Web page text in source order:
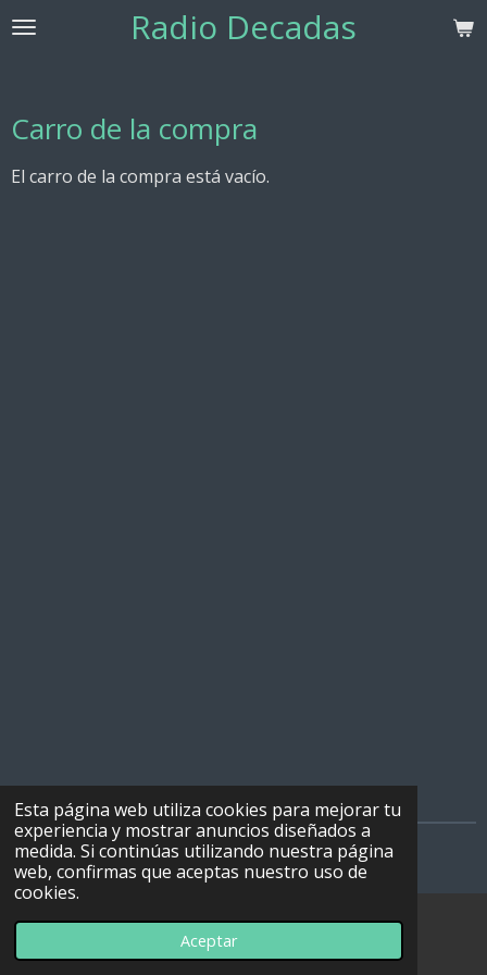
Esta página web utiliza cookies para mejorar tu
experiencia y mostrar anuncios diseñados a
medida. Si continúas utilizando nuestra página
web, confirmas que aceptas nuestro uso de
cookies.
Aceptar
Ir
Radio Decadas
Carro de la compra
El carro de la compra está vacío.
© 2022 - 2026 Radio decadas